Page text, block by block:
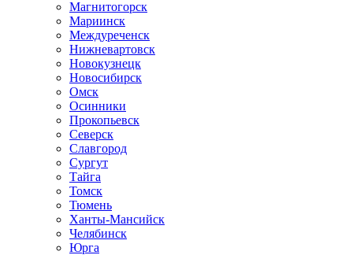
Магнитогорск
Мариинск
Междуреченск
Нижневартовск
Новокузнецк
Новосибирск
Омск
Осинники
Прокопьевск
Северск
Славгород
Сургут
Тайга
Томск
Тюмень
Ханты-Мансийск
Челябинск
Юрга